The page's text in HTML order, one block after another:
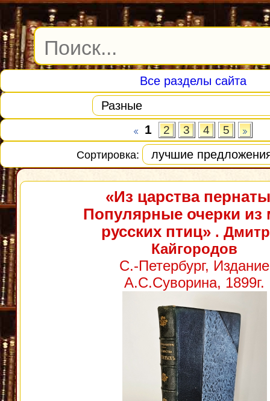
Все разделы сайта
1 2 3 4 5
Сортировка:
«Из царства
Популярные очерки из
русских птиц».
Кайгородов
С.-Петербург, Издание
А.С.Суворина, 1899г.